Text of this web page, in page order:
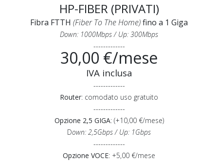
HP-FIBER (PRIVATI)
Fibra FTTH (Fiber To The Home)fino a 1 Giga
Down: 1000Mbps / Up: 300Mbps
-------------
30,00 €/mese
IVA inclusa
-------------
Router: comodato uso gratuito
-------------
Opzione 2,5 GIGA: (+10,00 €/mese)
Down: 2,5Gbps / Up: 1Gbps
-------------
Opzione VOCE: +5,00 €/mese